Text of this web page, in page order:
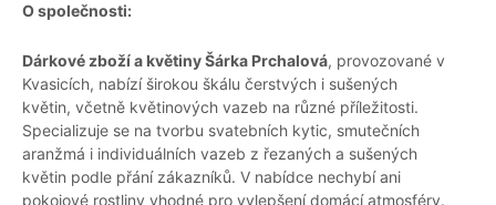
O společnosti:
Dárkové zboží a květiny Šárka Prchalová, provozované v
Kvasicích, nabízí širokou škálu čerstvých i sušených
květin, včetně květinových vazeb na různé příležitosti.
Specializuje se na tvorbu svatebních kytic, smutečních
aranžmá i individuálních vazeb z řezaných a sušených
květin podle přání zákazníků. V nabídce nechybí ani
pokojové rostliny vhodné pro vylepšení domácí atmosféry.